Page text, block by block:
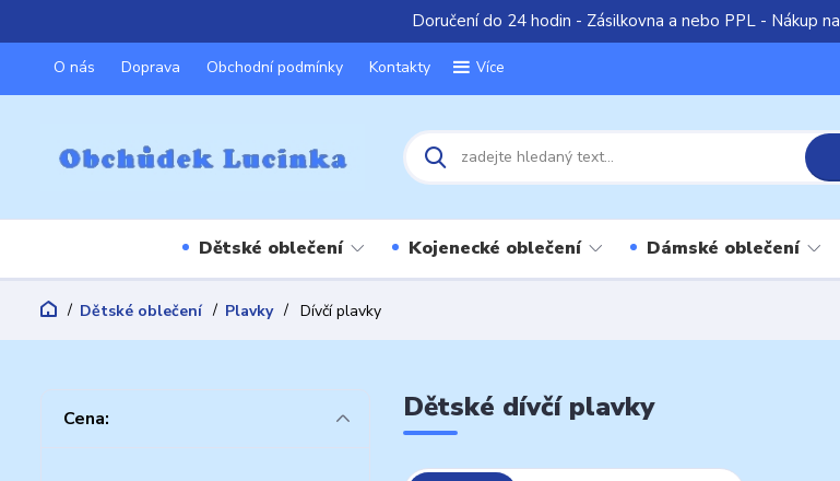
Doručení do 24 hodin - Zásilkovna a nebo PPL - Nákup
O nás Doprava Obchodní podmínky Kontakty Více
Dětské oblečení Kojenecké oblečení Dámské oblečení
Dětské oblečení Plavky Dívčí plavky
Dětské dívčí plavky
Cena: